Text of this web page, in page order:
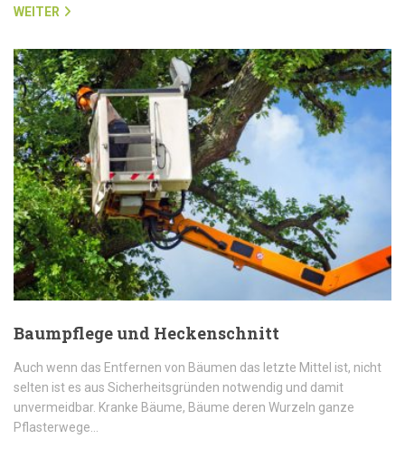
WEITER
Baumpflege und Heckenschnitt
Auch wenn das Entfernen von Bäumen das letzte Mittel ist, nicht
selten ist es aus Sicherheitsgründen notwendig und damit
unvermeidbar. Kranke Bäume, Bäume deren Wurzeln ganze
Pflasterwege…